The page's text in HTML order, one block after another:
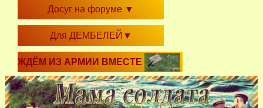
Досуг на форуме ▼
Для ДЕМБЕЛЕЙ ▼
ЖДЁМ ИЗ АРМИИ ВМЕСТЕ